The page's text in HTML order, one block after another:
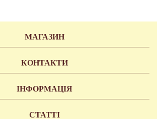
МАГАЗИН
КОНТАКТИ
ІНФОРМАЦІЯ
СТАТТІ